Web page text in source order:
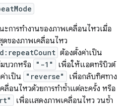
การทํางานของภาพเคลื่อนไหวเมื่อ
ของภาพเคลื่อนไหว
ต้องตั้งค่าเป็น
บวกหรือ
"-1"
เพื่อให้แอตทริบิวต์
าเป็น
"reverse"
เพื่อกลับทิศทาง
ลื่อนไหวด้วยการทำซ้ำแต่ละครั้ง หรือ
เพื่อแสดงภาพเคลื่อนไหว วนซ้ำ